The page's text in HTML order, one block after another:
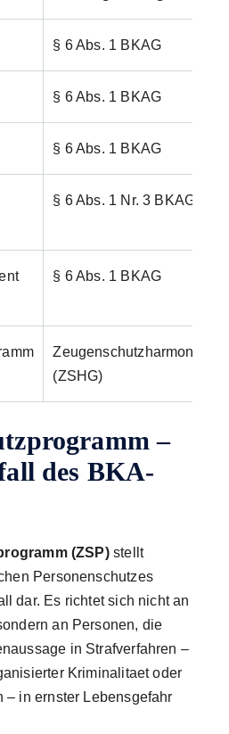
§ 6 Abs. 1 BKAG
§ 6 Abs. 1 BKAG
§ 6 Abs. 1 BKAG
§ 6 Abs. 1 Nr. 3 BKAG
§ 6 Abs. 1 BKAG
(ZSHG)
–
des BKA-
(ZSP)stellt
Personenschutzes
dar. Es richtet sich nicht an
an Personen, die
in Strafverfahren –
Kriminalitaet oder
– in ernster Lebensgefahr